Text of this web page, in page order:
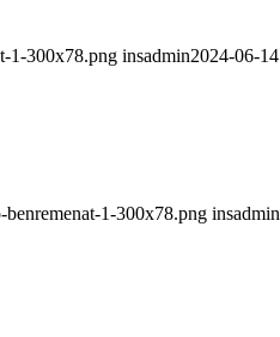
1-300x78.png insadmin2024-06-14
1-300x78.png insadmin